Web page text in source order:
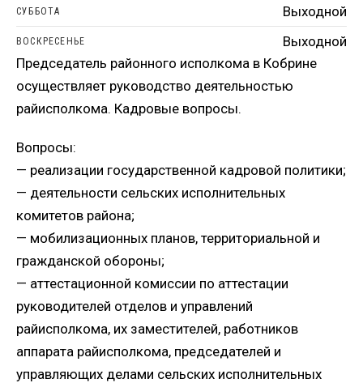
СУББОТА Выходной
ВОСКРЕСЕНЬЕ
Выходной
Председатель районного исполкома в Кобрине
осуществляет руководство деятельностью
райисполкома. Кадровые вопросы.
Вопросы:
— реализации государственной кадровой политики;
— деятельности сельских исполнительных
комитетов района;
— мобилизационных планов, территориальной и
гражданской обороны;
— аттестационной комиссии по аттестации
руководителей отделов и управлений
райисполкома, их заместителей, работников
аппарата райисполкома, председателей и
управляющих делами сельских исполнительных